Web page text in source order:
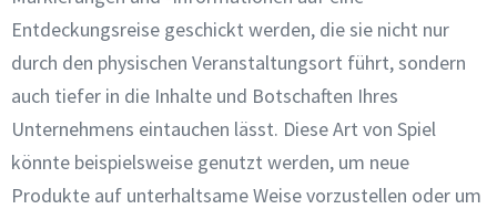
Entdeckungsreise geschickt werden, die sie nicht nur
durch den physischen Veranstaltungsort führt, sondern
auch tiefer in die Inhalte und Botschaften Ihres
Unternehmens eintauchen lässt. Diese Art von Spiel
könnte beispielsweise genutzt werden, um neue
Produkte auf unterhaltsame Weise vorzustellen oder um